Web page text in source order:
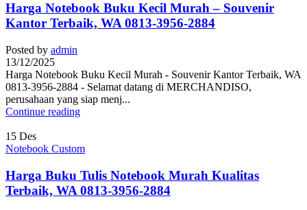
Harga Notebook Buku Kecil Murah – Souvenir
Kantor Terbaik, WA 0813-3956-2884
Posted by admin
13/12/2025
Harga Notebook Buku Kecil Murah - Souvenir Kantor Terbaik, WA
0813-3956-2884 - Selamat datang di MERCHANDISO,
perusahaan yang siap menj...
Continue reading
15 Des
Notebook Custom
Harga Buku Tulis Notebook Murah Kualitas
Terbaik, WA 0813-3956-2884